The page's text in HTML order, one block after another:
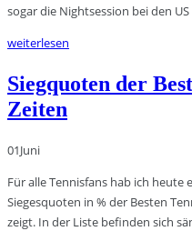
sogar die Nightsession bei den
weiterlesen
Siegquoten der
Zeiten
01Juni
Für alle Tennisfans hab ich heute
Siegesquoten in % der Besten
zeigt. In der Liste befinden sich